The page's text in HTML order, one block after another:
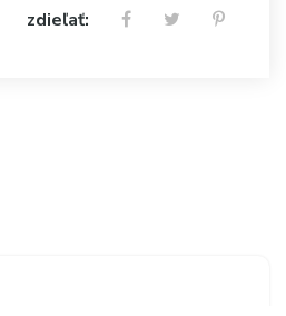
zdieľať: